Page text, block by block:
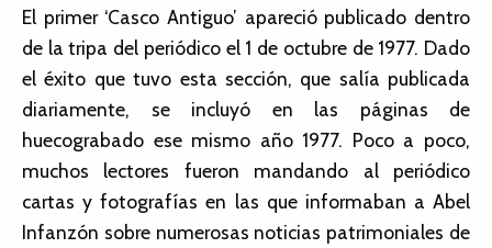
El primer ‘Casco Antiguo’ apareció publicado dentro
de la tripa del periódico el 1 de octubre de 1977. Dado
el éxito que tuvo esta sección, que salía publicada
diariamente, se incluyó en las páginas de
huecograbado ese mismo año 1977. Poco a poco,
muchos lectores fueron mandando al periódico
cartas y fotografías en las que informaban a Abel
Infanzón sobre numerosas noticias patrimoniales de